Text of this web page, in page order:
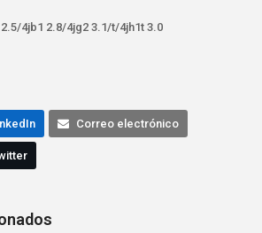
4jb1 2.8/4jg2 3.1/t/4jh1t 3.0
Correo electrónico